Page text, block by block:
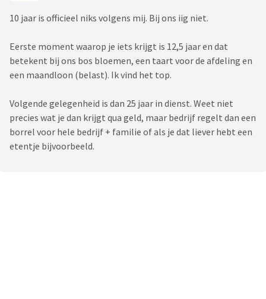
10 jaar is officieel niks volgens mij. Bij ons iig niet.
Eerste moment waarop je iets krijgt is 12,5 jaar en dat
betekent bij ons bos bloemen, een taart voor de afdeling en
een maandloon (belast). Ik vind het top.
Volgende gelegenheid is dan 25 jaar in dienst. Weet niet
precies wat je dan krijgt qua geld, maar bedrijf regelt dan een
borrel voor hele bedrijf + familie of als je dat liever hebt een
etentje bijvoorbeeld.